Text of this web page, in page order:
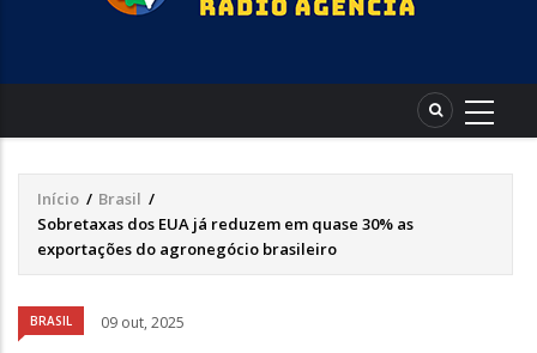
Mato Grosso AgroFestival, com rodeio e
crimes digitais contra menores
CAIXA e iFood facilitam financiamento
entregadores
Trilha
de
Início / Brasil /
Sobretaxas dos EUA já reduzem em quase 30% as
exportações do agronegócio brasileiro
BRASIL 09 out, 2025
Áudio